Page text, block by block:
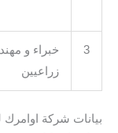
3
خبراء و
زراعيين
بيانات شركة